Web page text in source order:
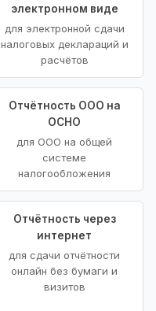
электронном виде
для электронной сдачи
налоговых деклараций и
расчётов
Отчётность ООО на
ОСНО
для ООО на общей
системе
налогообложения
Отчётность через
интернет
для сдачи отчётности
онлайн без бумаги и
визитов